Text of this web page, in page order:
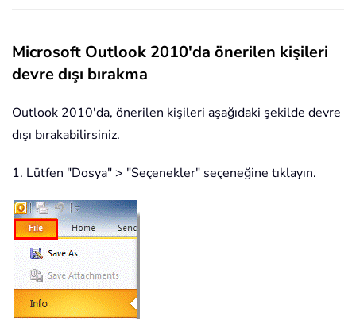
Microsoft Outlook 2010'da önerilen kişileri
devre dışı bırakma
Outlook 2010'da, önerilen kişileri aşağıdaki şekilde devre
dışı bırakabilirsiniz.
1. Lütfen "Dosya" > "Seçenekler" seçeneğine tıklayın.